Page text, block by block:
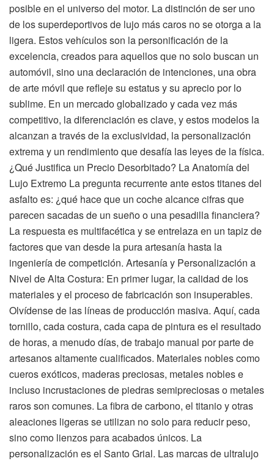
posible en el universo del motor. La distinción de ser uno
de los superdeportivos de lujo más caros no se otorga a la
ligera. Estos vehículos son la personificación de la
excelencia, creados para aquellos que no solo buscan un
automóvil, sino una declaración de intenciones, una obra
de arte móvil que refleje su estatus y su aprecio por lo
sublime. En un mercado globalizado y cada vez más
competitivo, la diferenciación es clave, y estos modelos la
alcanzan a través de la exclusividad, la personalización
extrema y un rendimiento que desafía las leyes de la física.
¿Qué Justifica un Precio Desorbitado? La Anatomía del
Lujo Extremo La pregunta recurrente ante estos titanes del
asfalto es: ¿qué hace que un coche alcance cifras que
parecen sacadas de un sueño o una pesadilla financiera?
La respuesta es multifacética y se entrelaza en un tapiz de
factores que van desde la pura artesanía hasta la
ingeniería de competición. Artesanía y Personalización a
Nivel de Alta Costura: En primer lugar, la calidad de los
materiales y el proceso de fabricación son insuperables.
Olvídense de las líneas de producción masiva. Aquí, cada
tornillo, cada costura, cada capa de pintura es el resultado
de horas, a menudo días, de trabajo manual por parte de
artesanos altamente cualificados. Materiales nobles como
cueros exóticos, maderas preciosas, metales nobles e
incluso incrustaciones de piedras semipreciosas o metales
raros son comunes. La fibra de carbono, el titanio y otras
aleaciones ligeras se utilizan no solo para reducir peso,
sino como lienzos para acabados únicos. La
personalización es el Santo Grial. Las marcas de ultralujo